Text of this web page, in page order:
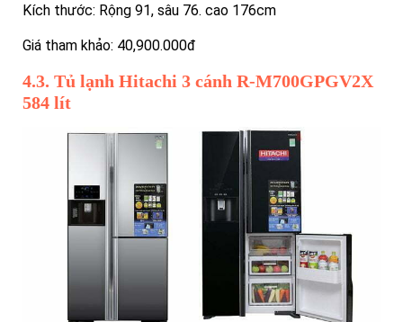
Kích thước: Rộng 91, sâu 76. cao 176cm
Giá tham khảo: 40,900.000đ
4.3. Tủ lạnh Hitachi 3 cánh R-M700GPGV2X
584 lít